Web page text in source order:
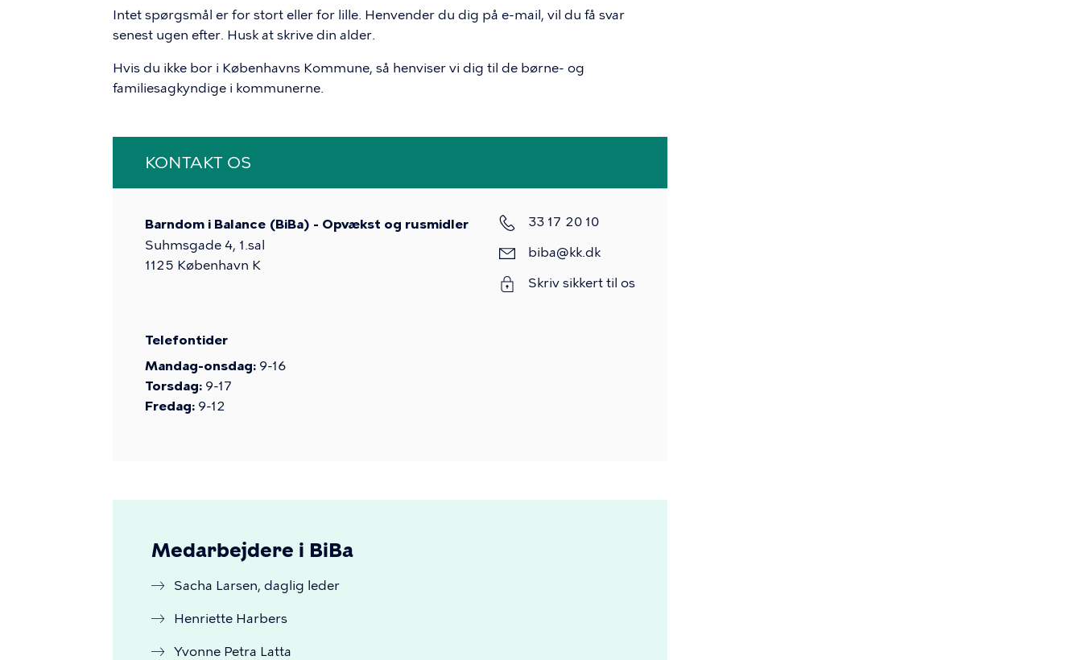
Intet spørgsmål er for stort eller for lille. Henvender du dig på e-mail, vil du få svar
senest ugen efter. Husk at skrive din alder.
Hvis du ikke bor i Københavns Kommune, så henviser vi dig til de børne- og
familiesagkyndige i kommunerne.
KONTAKT OS
Barndom i Balance (BiBa) - Opvækst og rusmidler
Suhmsgade 4, 1.sal
1125 København K
33 17 20 10
biba@kk.dk
Skriv sikkert til os
Telefontider
Mandag-onsdag: 9-16
Torsdag: 9-17
Fredag: 9-12
Medarbejdere i BiBa
Sacha Larsen, daglig leder
Henriette Harbers
Yvonne Petra Latta